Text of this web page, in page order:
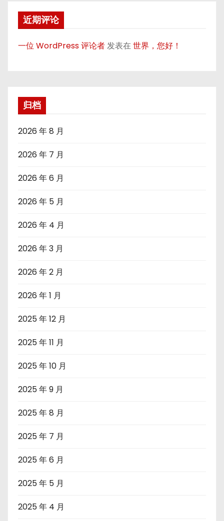
近期评论
一位 WordPress 评论者发表在世界，您好！
归档
2026 年 8 月
2026 年 7 月
2026 年 6 月
2026 年 5 月
2026 年 4 月
2026 年 3 月
2026 年 2 月
2026 年 1 月
2025 年 12 月
2025 年 11 月
2025 年 10 月
2025 年 9 月
2025 年 8 月
2025 年 7 月
2025 年 6 月
2025 年 5 月
2025 年 4 月